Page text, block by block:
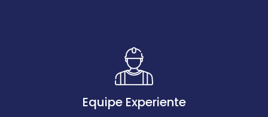
Equipe Experiente